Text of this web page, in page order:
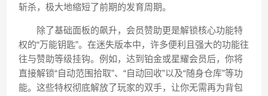
斩杀，极大地缩短了前期的发育周期。
除了基础面板的飙升，会员赞助更是解锁核心功能特
权的“万能钥匙”。在迷失版本中，许多便利且强大的功能往
往与赞助等级挂钩。例如，达到铂金或星耀会员后，你将
直接解锁“自动范围拾取”、“自动回收”以及“随身仓库”等功
能。这些特权彻底解放了玩家的双手，让你无需再为背包